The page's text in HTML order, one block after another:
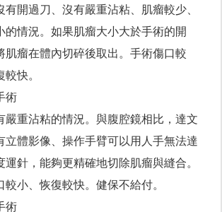
有開過刀、沒有嚴重沾粘、肌瘤較少、
的情況。如果肌瘤大小大於手術的開
肌瘤在體內切碎後取出。手術傷口較
快。
術
嚴重沾粘的情況。與腹腔鏡相比，達文
立體影像、操作手臂可以用人手無法達
運針，能夠更精確地切除肌瘤與縫合。
較小、恢復較快。健保不給付。
術